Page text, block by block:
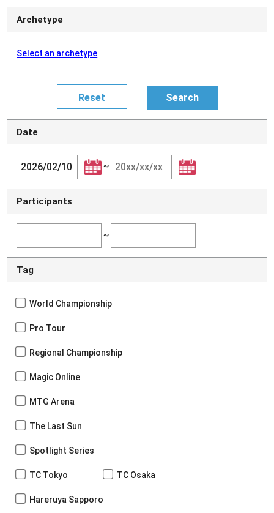
Archetype
Select an archetype
Date
~
Participants
~
Tag
World Championship
Pro Tour
Regional Championship
Magic Online
MTG Arena
The Last Sun
Spotlight Series
TC Tokyo TC Osaka
Hareruya Sapporo